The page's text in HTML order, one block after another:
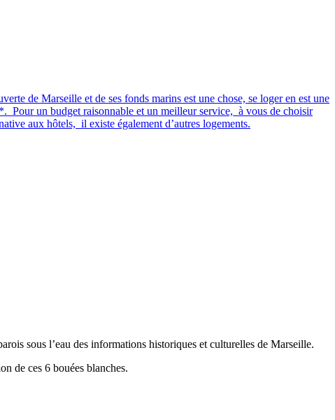
de Marseille et de ses fonds marins est une chose, se loger en est une
Pour un budget raisonnable et un meilleur service, à vous de choisir
aux hôtels, il existe également d’autres logements.
sous l’eau des informations historiques et culturelles de Marseille.
de ces 6 bouées blanches.